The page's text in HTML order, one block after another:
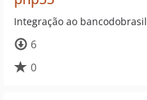
Integração ao bancodobrasil
6
0